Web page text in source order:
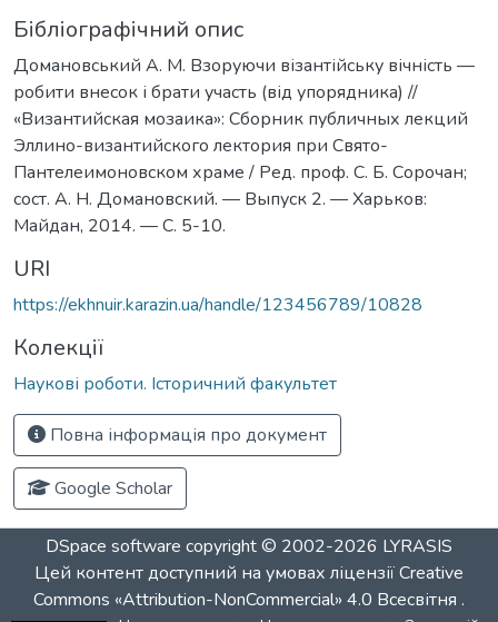
Бібліографічний опис
Домановський А. М. Взоруючи візантійську вічність —
робити внесок і брати участь (від упорядника) //
«Византийская мозаика»: Сборник публичных лекций
Эллино-византийского лектория при Свято-
Пантелеимоновском храме / Ред. проф. С. Б. Сорочан;
сост. А. Н. Домановский. — Выпуск 2. — Харьков:
Майдан, 2014. — C. 5-10.
URI
https://ekhnuir.karazin.ua/handle/123456789/10828
Колекції
Наукові роботи. Історичний факультет
Повна інформація про документ
Google Scholar
DSpace software copyright © 2002-2026 LYRASIS
Цей контент доступний на умовах ліцензіїCreative
Commons «Attribution-NonCommercial» 4.0 Всесвітня .